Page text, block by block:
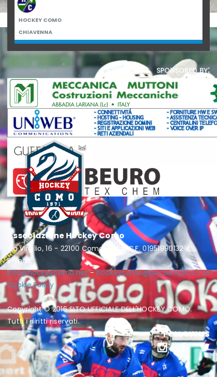
HOCKEY COMO
CHIAVENNA
sponsored by:
Associazione Hockey Como
via Virgilio, 16 - 22100 Como - P.I. / C.F. 01951990132
E-mail:
info@hockeycomo.net-hockeycomo@pecsemplice.com
Cookie Policy
Copyright © 2016 SITO UFFICIALE DELL'HOCKEY COMO.
Tutti i diritti riservati.
FOLLOW US